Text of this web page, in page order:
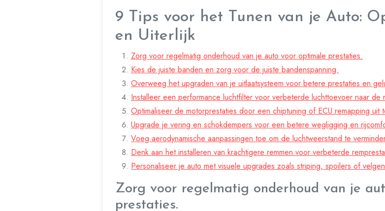
9 Tips voor het Tunen van je Auto:
en Uiterlijk
Zorg voor regelmatig onderhoud van je auto voor optimale prestaties.
Kies de juiste banden en zorg voor de juiste bandenspanning.
Overweeg het upgraden van je uitlaatsysteem voor betere prestaties en
Installeer een performance luchtfilter voor verbeterde luchttoevoer naar de
Optimaliseer de motorprestaties door een chiptuning of ECU remapping uit
Upgrade je vering en schokdempers voor een betere wegligging en
Voeg aerodynamische aanpassingen toe om de luchtweerstand te
Denk aan het installeren van krachtigere remmen voor verbeterde
Personaliseer je auto met visuele upgrades zoals striping, spoilers of
Zorg voor regelmatig onderhoud van je
prestaties.